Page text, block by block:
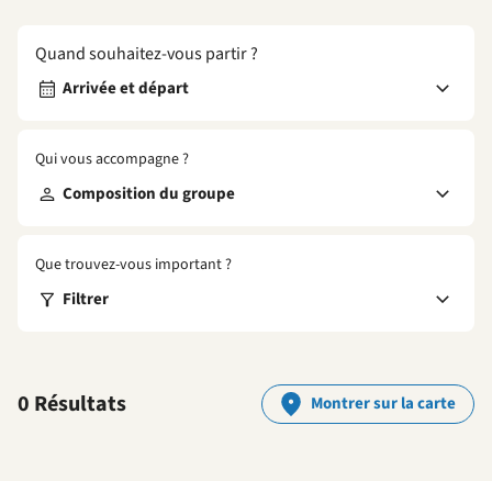
Quand souhaitez-vous partir ?
Arrivée et départ
Qui vous accompagne ?
Composition du groupe
Que trouvez-vous important ?
Filtrer
0 Résultats Montrer sur la carte